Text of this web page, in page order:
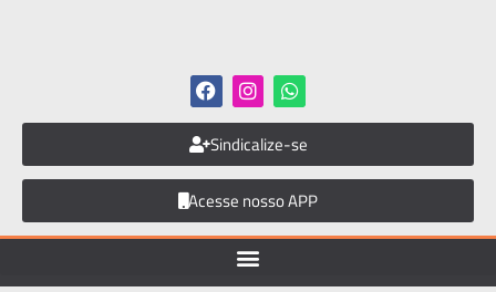
Sindicalize-se
Acesse nosso APP